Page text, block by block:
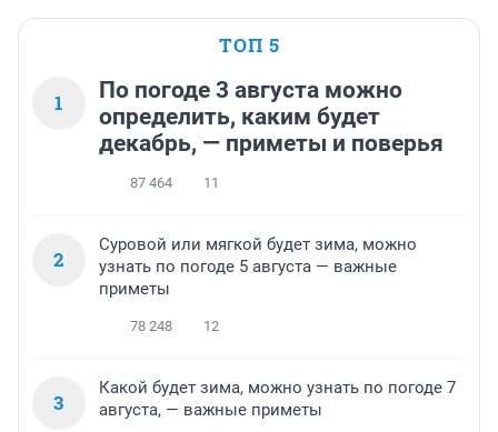
ТОП 5
1
По погоде 3 августа можно
определить, каким будет
декабрь, — приметы и поверья
87 464 11
2
Суровой или мягкой будет зима, можно
узнать по погоде 5 августа — важные
приметы
78 248 12
3
Какой будет зима, можно узнать по погоде 7
августа, — важные приметы